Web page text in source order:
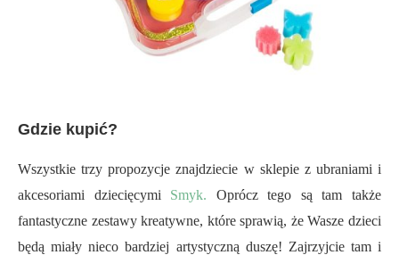
Gdzie kupić?
Wszystkie trzy propozycje znajdziecie w sklepie z ubraniami i
akcesoriami dziecięcymi Smyk. Oprócz tego są tam także
fantastyczne zestawy kreatywne, które sprawią, że Wasze dzieci
będą miały nieco bardziej artystyczną duszę! Zajrzyjcie tam i